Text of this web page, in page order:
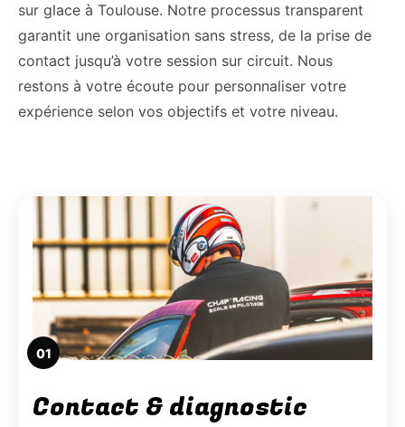
sur glace à Toulouse. Notre processus transparent
garantit une organisation sans stress, de la prise de
contact jusqu’à votre session sur circuit. Nous
restons à votre écoute pour personnaliser votre
expérience selon vos objectifs et votre niveau.
01
Contact & diagnostic